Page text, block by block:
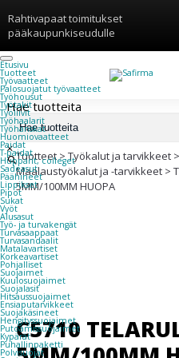
Rahtivapaat toimitukset
pääkaupunkiseudulle
Etusivu
Tuotteet
Työvaatteet
Palosuojatut työvaatteet
Työhousut
Työtakit
Työliivit
Työhaalarit
Työhanskat
Huomiovaatteet
Paidat
T-paidat
Hupparit, colleget
Sadeasut
Päähineet
Lippikset
Pipot
Sukat
Vyöt
Alusasut
Työ- ja turvakengät
Turvasaappaat
Turvasandaalit
Matalavartiset
Korkeavartiset
Pohjalliset
Suojaimet
Kuulosuojaimet
Suojalasit
Hitsaussuojaimet
Ensiaputarvikkeet
Suojakäsineet
Hengityssuojaimet
Putoamissuojaimet
Kypärät
Puhallinpaketti
Polvisuojat
Hae tuotteita
×
Tuotteet>Työkalut ja tarvikkeet >
Maalaustyökalut ja -tarvikkeet >
5MM/100MM HUOPA
C5710